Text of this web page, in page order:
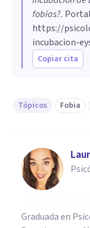
fobias?.
https://
incubacion-
Copiar cita
Tópicos Fobia
Graduada en